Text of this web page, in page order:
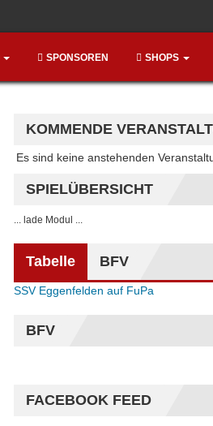
SPONSOREN SHOPS
KOMMENDE
Hinweis
Es sind keine anstehenden
SPIELÜBERSICHT
... lade Modul ...
Tabelle BFV
SSV Eggenfelden auf FuPa
BFV
FACEBOOK FEED